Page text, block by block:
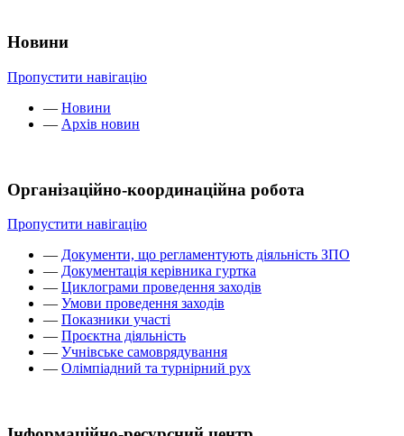
Новини
Пропустити навігацію
— Новини
— Архів новин
Організаційно-координаційна робота
Пропустити навігацію
— Документи, що регламентують діяльність ЗПО
— Документація керівника гуртка
— Циклограми проведення заходів
— Умови проведення заходів
— Показники участі
— Проєктна діяльність
— Учнівське самоврядування
— Олімпіадний та турнірний рух